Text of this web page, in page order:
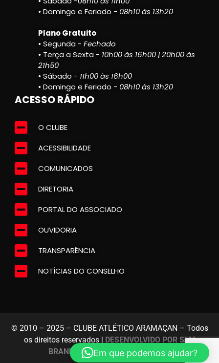
• Domingo e Feriado - 08h10 às 13h20
Plano Gratuito
• Segunda - Fechado
• Terça a Sexta - 10h00 às 16h00 | 20h00 às
21h50
• Sábado - 11h00 às 16h00
• Domingo e Feriado - 08h10 às 13h20
ACESSO RÁPIDO
O CLUBE
ACESSIBILIDADE
COMUNICADOS
DIRETORIA
PORTAL DO ASSOCIADO
OUVIDORIA
TRANSPARÊNCIA
NOTÍCIAS DO CONSELHO
© 2010 – 2025 – CLUBE ATLÉTICO ARAMAÇAN – Todos
os direitos reservados | DESENVOLVIDO POR SLM
BRANDING E MARKETING DIGITAL
Em que podemos ajudar?